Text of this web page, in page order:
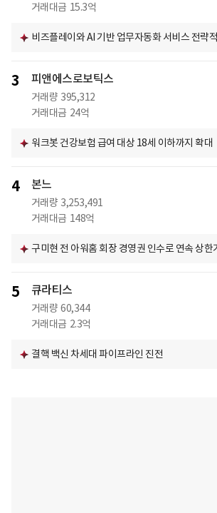
거래대금 15.3억
비즈플레이와 AI 기반 업무자동화 서비스 전략
3 피앤에스로보틱스
거래량 395,312
거래대금 24억
워크봇 건강보험 급여 대상 18세 이하까지 확대
4 본느
거래량 3,253,491
거래대금 148억
구미현 전 아워홈 회장 경영권 인수로 연속 상한
5 큐라티스
거래량 60,344
거래대금 2.3억
결핵 백신 차세대 파이프라인 진전